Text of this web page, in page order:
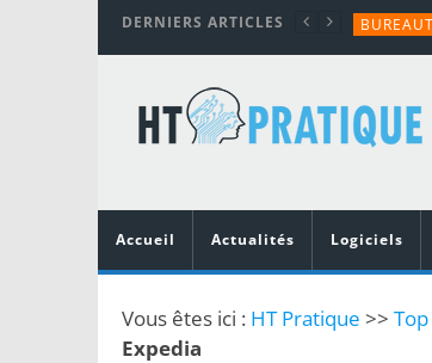
DERNIERS ARTICLES
Accueil
Actualités Logiciels
Vous êtes ici : HT Pratique >>
Expedia